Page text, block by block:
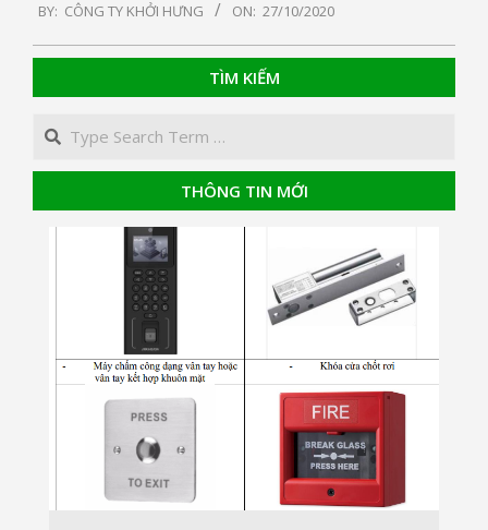
10-
27
BY: CÔNG TY KHỞI HƯNG ON: 27/10/2020
TÌM KIẾM
Search
THÔNG TIN MỚI